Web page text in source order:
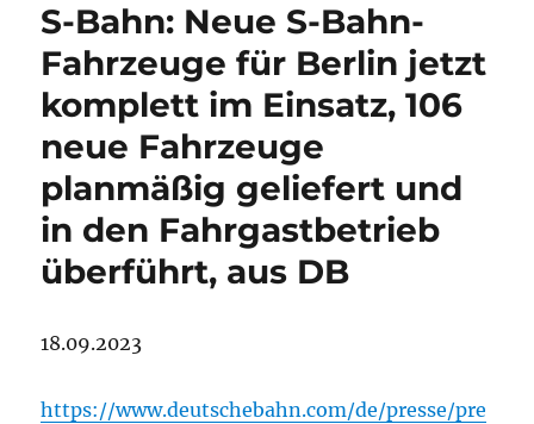
S-Bahn: Neue S-Bahn-
Fahrzeuge für Berlin jetzt
komplett im Einsatz, 106
neue Fahrzeuge
planmäßig geliefert und
in den Fahrgastbetrieb
überführt, aus DB
18.09.2023
https://www.deutschebahn.com/de/presse/pre